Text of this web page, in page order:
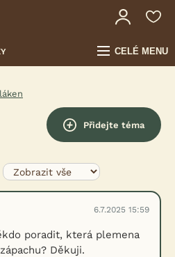
CELÉ MENU
Přidejte téma
6.7.2025 15:59
poradit, která plemena
Děkuji.